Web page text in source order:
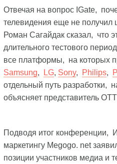
Отвечая на вопрос IGate,
телевидения еще не получил
Роман Сагайдак сказал, что
длительного тестового
все платформы, на которых
Samsung, LG, Sony, Philips,
отдельный путь разработки,
объясняет представитель
Подводя итог конференции,
маркетингу Megogo. net
позиции участников медиа и